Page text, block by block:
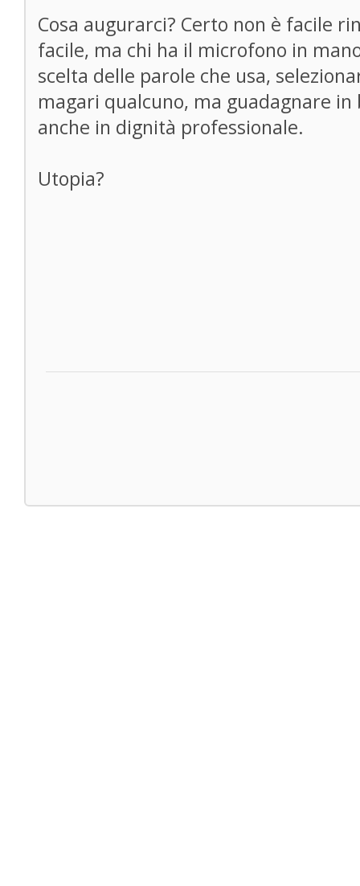
Cosa augurarci? Certo non è facile
facile, ma chi ha il microfono in
scelta delle parole che usa,
magari qualcuno, ma guadagnare in
anche in dignità professionale.
Utopia?